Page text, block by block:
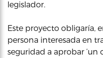
legislador.
Este proyecto obligaría,
persona interesada en
seguridad a aprobar ‘un